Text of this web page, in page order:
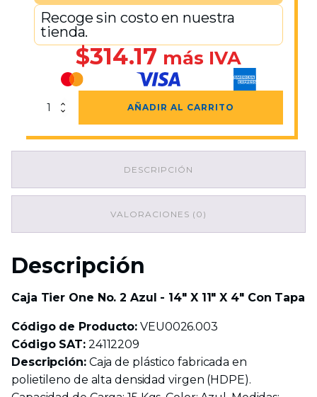
Recoge sin costo en nuestra
tienda.
$314.17 más IVA
Caja
No.
14"
Con
cantidad
AÑADIR AL CARRITO
DESCRIPCIÓN
VALORACIONES (0)
Descripción
Caja Tier One No. 2 Azul - 14" X 11" X 4" Con Tapa
Código de Producto: VEU0026.003
Código SAT:24112209
Descripción:Caja de plástico fabricada en
polietileno de alta densidad virgen (HDPE).